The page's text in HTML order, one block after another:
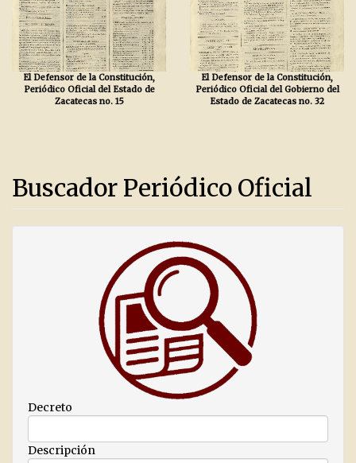
El Defensor de la Constitución,
Periódico Oficial del Estado de
Zacatecas no. 15
El Defensor de la Constitución,
Periódico Oficial del Gobierno del
Estado de Zacatecas no. 32
Buscador Periódico Oficial
Decreto
Descripción